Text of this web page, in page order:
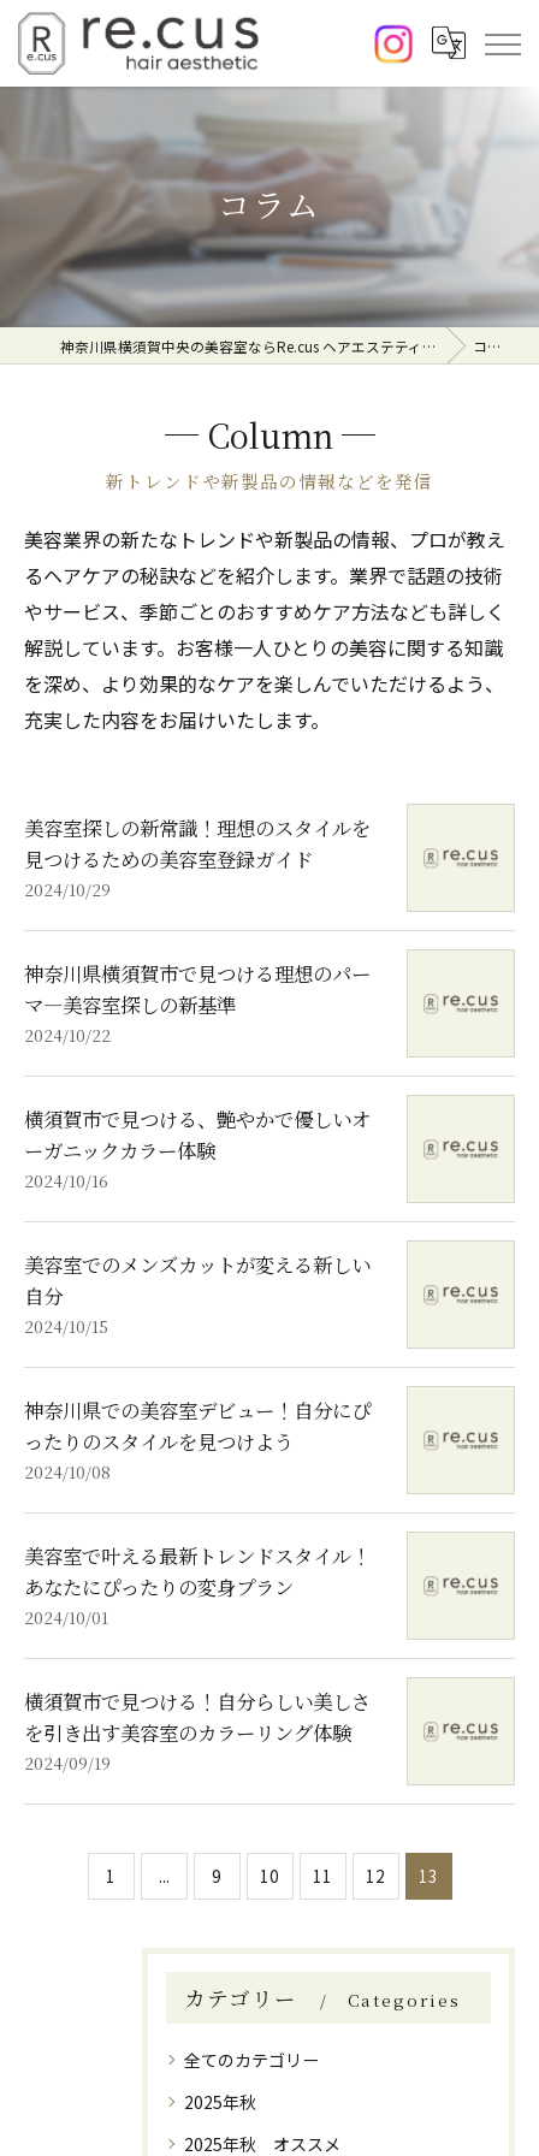
コラム
神奈川県横須賀中央の美容室ならRe.cus ヘアエステティック コラム
Column
新トレンドや新製品の情報などを発信
美容業界の新たなトレンドや新製品の情報、プロが教え
るヘアケアの秘訣などを紹介します。業界で話題の技術
やサービス、季節ごとのおすすめケア方法なども詳しく
解説しています。お客様一人ひとりの美容に関する知識
を深め、より効果的なケアを楽しんでいただけるよう、
充実した内容をお届けいたします。
美容室探しの新常識！理想のスタイルを
見つけるための美容室登録ガイド
2024/10/29
神奈川県横須賀市で見つける理想のパー
マ―美容室探しの新基準
2024/10/22
横須賀市で見つける、艶やかで優しいオ
ーガニックカラー体験
2024/10/16
美容室でのメンズカットが変える新しい
自分
2024/10/15
神奈川県での美容室デビュー！自分にぴ
ったりのスタイルを見つけよう
2024/10/08
美容室で叶える最新トレンドスタイル！
あなたにぴったりの変身プラン
2024/10/01
横須賀市で見つける！自分らしい美しさ
を引き出す美容室のカラーリング体験
2024/09/19
1 ... 9 10 11 12 13
カテゴリー Categories
全てのカテゴリー
2025年秋
2025年秋 オススメ